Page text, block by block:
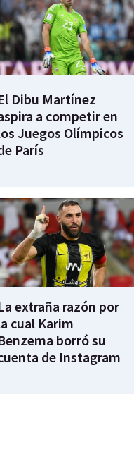
Dibu Martínez
a competir en
Juegos Olímpicos
París
extraña razón por
cual Karim
borró su
de Instagram